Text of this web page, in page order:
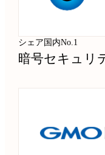
シェア国内No.1
暗号セキュリ